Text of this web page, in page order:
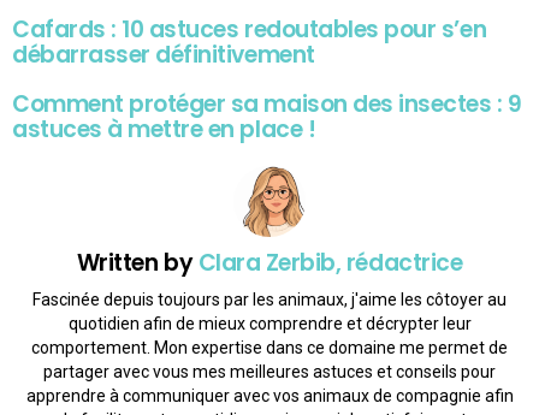
Cafards : 10 astuces redoutables pour s’en
débarrasser définitivement
Comment protéger sa maison des insectes : 9
astuces à mettre en place !
Written byClara Zerbib, rédactrice
Fascinée depuis toujours par les animaux, j'aime les côtoyer au
quotidien afin de mieux comprendre et décrypter leur
comportement. Mon expertise dans ce domaine me permet de
partager avec vous mes meilleures astuces et conseils pour
apprendre à communiquer avec vos animaux de compagnie afin